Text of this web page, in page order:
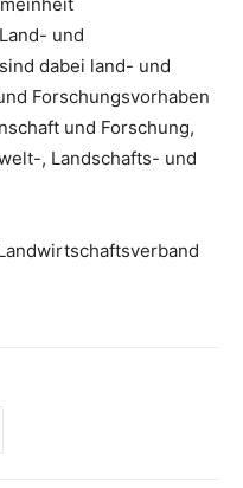
und
dabei land- und
Forschungsvorhaben
und Forschung,
, Landschafts- und